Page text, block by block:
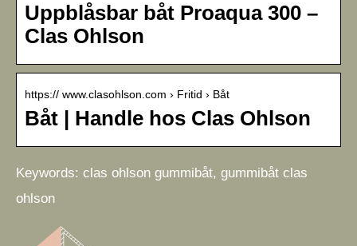
Uppblåsbar båt Proaqua 300 –
Clas Ohlson
https:// www.clasohlson.com › Fritid › Båt
Båt | Handle hos Clas Ohlson
Keywords: clas ohlson gummibåt, gummibåt clas
ohlson